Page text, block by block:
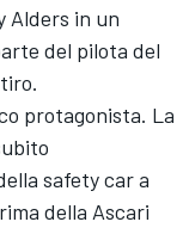
Alders in un
del pilota del
protagonista. La
safety car a
della Ascari